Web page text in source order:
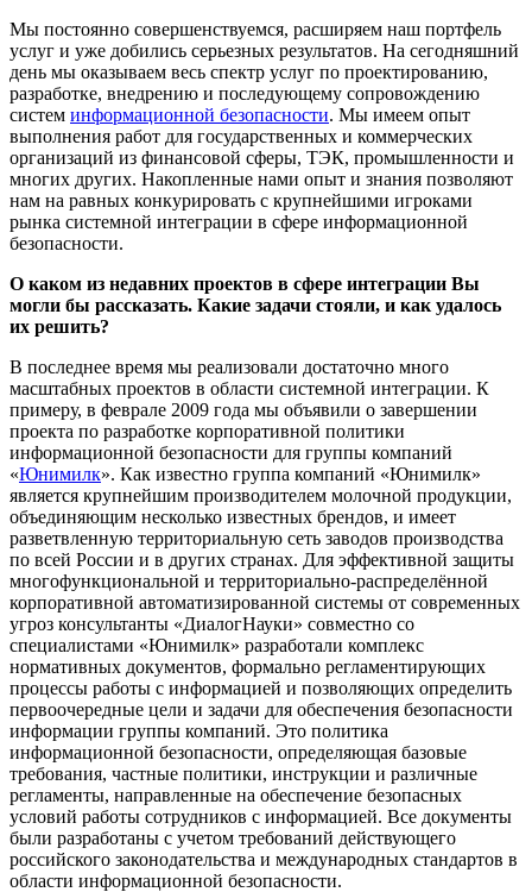
Мы постоянно совершенствуемся, расширяем наш портфель
услуг и уже добились серьезных результатов. На сегодняшний
день мы оказываем весь спектр услуг по проектированию,
разработке, внедрению и последующему сопровождению
систем информационной безопасности. Мы имеем опыт
выполнения работ для государственных и коммерческих
организаций из финансовой сферы, ТЭК, промышленности и
многих других. Накопленные нами опыт и знания позволяют
нам на равных конкурировать с крупнейшими игроками
рынка системной интеграции в сфере информационной
безопасности.
О каком из недавних проектов в сфере интеграции Вы
могли бы рассказать. Какие задачи стояли, и как удалось
их решить?
В последнее время мы реализовали достаточно много
масштабных проектов в области системной интеграции. К
примеру, в феврале 2009 года мы объявили о завершении
проекта по разработке корпоративной политики
информационной безопасности для группы компаний
«Юнимилк». Как известно группа компаний «Юнимилк»
является крупнейшим производителем молочной продукции,
объединяющим несколько известных брендов, и имеет
разветвленную территориальную сеть заводов производства
по всей России и в других странах. Для эффективной защиты
многофункциональной и территориально-распределённой
корпоративной автоматизированной системы от современных
угроз консультанты «ДиалогНауки» совместно со
специалистами «Юнимилк» разработали комплекс
нормативных документов, формально регламентирующих
процессы работы с информацией и позволяющих определить
первоочередные цели и задачи для обеспечения безопасности
информации группы компаний. Это политика
информационной безопасности, определяющая базовые
требования, частные политики, инструкции и различные
регламенты, направленные на обеспечение безопасных
условий работы сотрудников с информацией. Все документы
были разработаны с учетом требований действующего
российского законодательства и международных стандартов в
области информационной безопасности.